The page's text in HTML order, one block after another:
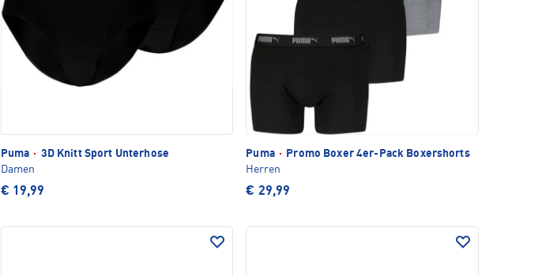
Puma · 3D Knitt Sport Unterhose
Damen
€ 19,99
Puma ·
Promo Boxer 4er-Pack Boxershorts
Herren
€ 29,99